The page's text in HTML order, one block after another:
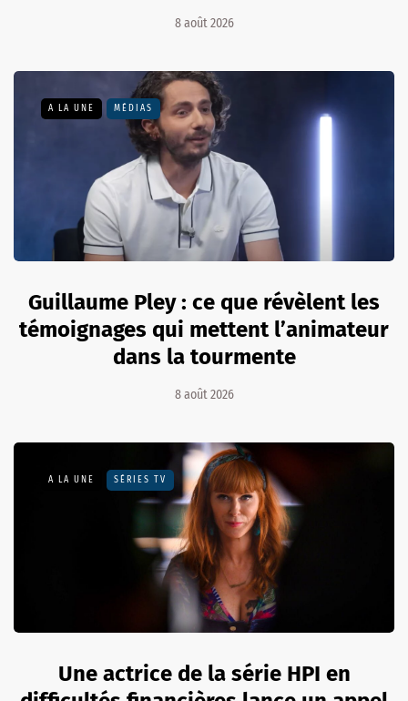
8 août 2026
A LA UNE MÉDIAS
Guillaume Pley : ce que révèlent les
témoignages qui mettent l’animateur
dans la tourmente
8 août 2026
A LA UNE SÉRIES TV
Une actrice de la série HPI en